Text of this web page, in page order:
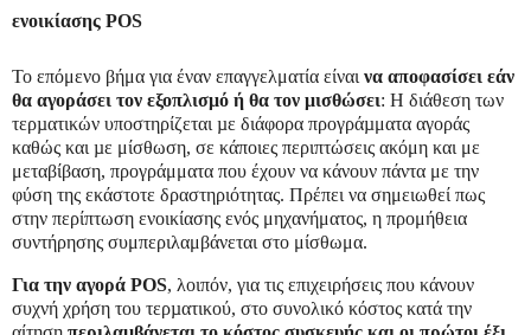
ενοικίασης POS
Το επόμενο βήμα για έναν επαγγελματία είναι να αποφασίσει εάν
θα αγοράσει τον εξοπλισμό ή θα τον μισθώσει: Η διάθεση των
τερµατικών υποστηρίζεται µε διάφορα προγράµματα αγοράς
καθώς και µε μίσθωση, σε κάποιες περιπτώσεις ακόμη και με
μεταβίβαση, προγράμματα που έχουν να κάνουν πάντα με την
φύση της εκάστοτε δραστηριότητας. Πρέπει να σημειωθεί πως
στην περίπτωση ενοικίασης ενός μηχανήματος, η προμήθεια
συντήρησης συμπεριλαμβάνεται στο μίσθωμα.
Για την αγορά POS, λοιπόν, για τις επιχειρήσεις που κάνουν
συχνή χρήση του τερµατικού, στο συνολικό κόστος κατά την